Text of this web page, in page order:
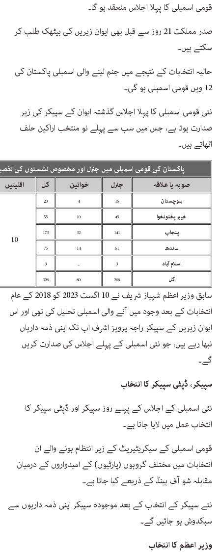
قومی اسمبلی کا پہلا اجلاس منعقد ہو گا۔
صدر مملکت 21 روز سے قبل بھی ایوان زیریں کی بیٹھک طلب کر
سکتے ہیں۔
حالیہ انتخابات کے نتیجے میں جنم لینے والی اسمبلی پاکستان کی
12 ویں قومی اسمبلی ہو گی۔
نئی قومی اسمبلی کا پہلا اجلاس گذشتہ ایوان کے سپیکر کی زیر
صدارت ہوتا ہے، جس میں سب سے پہلے نو منتخب اراکین حلف
اٹھاتے ہیں۔
پاکستان کی قومی اسمبلی میں جنرل اور مخصوص نشستوں کی
صوبہ یا علاقہ
جنرل خواتین کل اقلیتیں
بلوچستان 16
4
20
10
خیبر پختونخوا 45
10
55
پنجاب 141
32
173
سندھ 61
14
75
اسلام آباد 3 ۔ 3
کل 266
60
326
سابق وزیر اعظم شہباز شریف نے 10 اگست 2023 کو 2018 کے عام
انتخابات کے بعد وجود میں آنے والی اسمبلی تحلیل کی تھی اور اس
ایوان زیریں کے سپیکر راجہ پرویز اشرف اب تک اپنی ذمہ داریاں
نبھا رہے ہیں، جو نئی اسمبلی کے پہلے اجلاس کی صدارت کریں
گے۔
سپیکر، ڈپٹی سپیکر کا انتخاب
نئی اسمبلی کے اجلاس کے پہلے روز سپیکر اور ڈپٹی سپیکر کا
انتخاب عمل میں لایا جاتا ہے۔
قومی اسمبلی کے سیکریٹیریٹ کے زیر انتظام ہونے والے ان
انتخابات میں مختلف گروہوں (پارٹیوں) کے امیدواروں کے درمیان
مقابلہ شو آف ہینڈ کے ذریعے کیا جاتا ہے۔
نئے سپیکر کے انتخاب کے بعد موجودہ سپیکر اپنی ذمہ داریوں سے
سبکدوش ہو جائیں گے۔
وزیر اعظم کا انتخاب